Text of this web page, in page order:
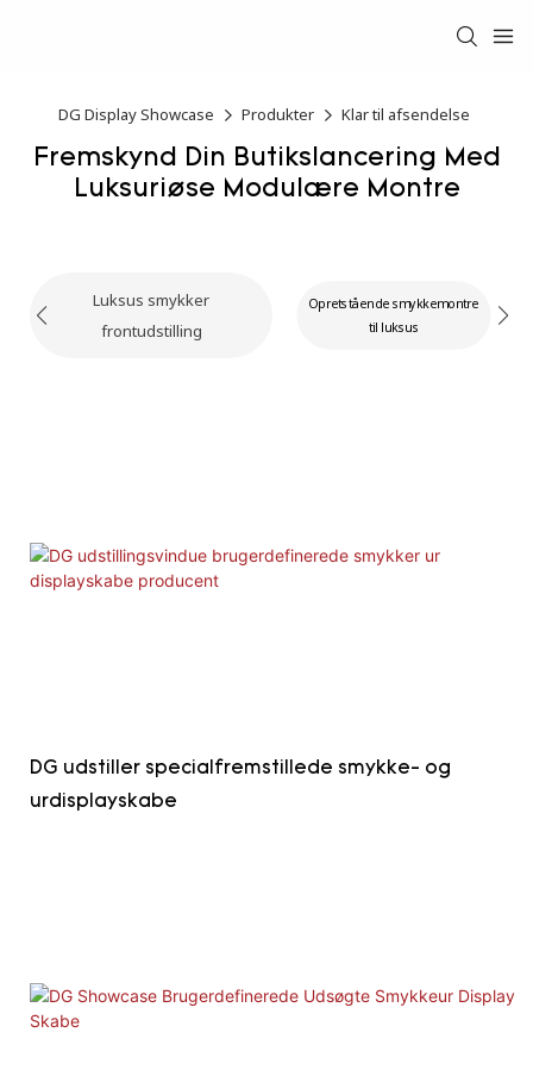
DG Display Showcase Produkter Klar til afsendelse
Fremskynd Din Butikslancering Med
Luksuriøse Modulære Montre
Luksus smykker
frontudstilling
Opretstående smykkemontre
til luksus
DG udstiller specialfremstillede smykke- og
urdisplayskabe